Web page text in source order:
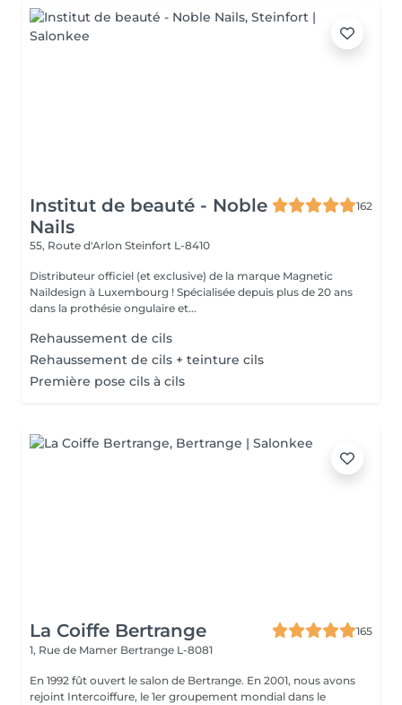
Institut de beauté - Noble
Nails
162
55, Route d'Arlon Steinfort L-8410
Distributeur officiel (et exclusive) de la marque Magnetic
Naildesign à Luxembourg ! Spécialisée depuis plus de 20 ans
dans la prothésie ongulaire et...
Rehaussement de cils
Rehaussement de cils + teinture cils
Première pose cils à cils
La Coiffe Bertrange
165
1, Rue de Mamer Bertrange L-8081
En 1992 fût ouvert le salon de Bertrange. En 2001, nous avons
rejoint Intercoiffure, le 1er groupement mondial dans le